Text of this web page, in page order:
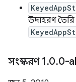
উদাহরণ
সংস্করণ 1.0.0-